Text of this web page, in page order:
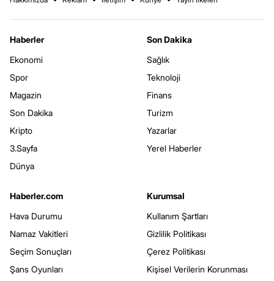
Haberler
Ekonomi
Spor
Magazin
Son Dakika
Kripto
3.Sayfa
Dünya
Son Dakika
Sağlık
Teknoloji
Finans
Turizm
Yazarlar
Yerel Haberler
Haberler.com
Hava Durumu
Namaz Vakitleri
Seçim Sonuçları
Şans Oyunları
Kurumsal
Kullanım Şartları
Gizlilik Politikası
Çerez Politikası
Kişisel Verilerin Korunması